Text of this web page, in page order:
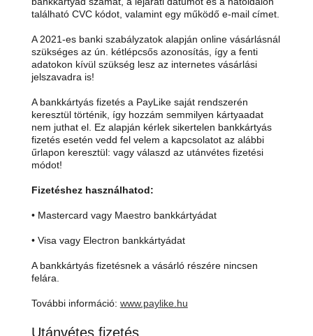
található CVC kódot, valamint egy működő e-mail címet.
A 2021-es banki szabályzatok alapján online vásárlásnál
szükséges az ún. kétlépcsős azonosítás, így a fenti
adatokon kívül szükség lesz az internetes vásárlási
jelszavadra is!
A bankkártyás fizetés a PayLike saját rendszerén
keresztül történik, így hozzám semmilyen kártyaadat
nem juthat el. Ez alapján kérlek sikertelen bankkártyás
fizetés esetén vedd fel velem a kapcsolatot az alábbi
űrlapon keresztül: vagy válaszd az utánvétes fizetési
módot!
Fizetéshez használhatod:
• Mastercard vagy Maestro bankkártyádat
• Visa vagy Electron bankkártyádat
A bankkártyás fizetésnek a vásárló részére nincsen
felára.
További információ: www.paylike.hu
Utánvétes fizetés